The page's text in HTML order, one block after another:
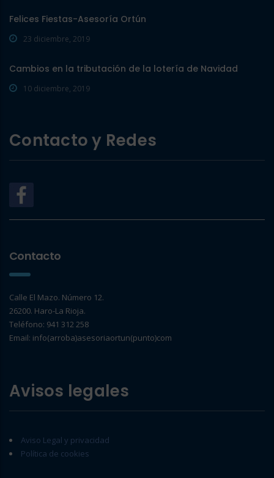
Felices Fiestas-Asesoría Ortún
23 diciembre, 2019
Cambios en la tributación de la lotería de Navidad
10 diciembre, 2019
Contacto y Redes
Contacto
Calle El Mazo. Número 12.
26200. Haro-La Rioja.
Teléfono: 941 312 258
Email: info(arroba)asesoriaortun(punto)com
Avisos legales
Aviso Legal y privacidad
Política de cookies